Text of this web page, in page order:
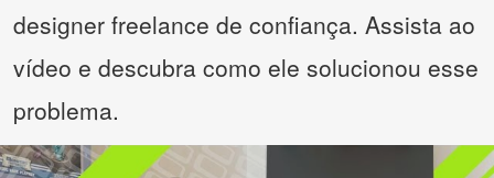
designer freelance de confiança. Assista ao
vídeo e descubra como ele solucionou esse
problema.